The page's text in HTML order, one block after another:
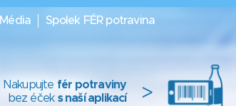
Média Spolek FÉR potravina
Nakupujte fér potraviny
bez éček s naší aplikací >